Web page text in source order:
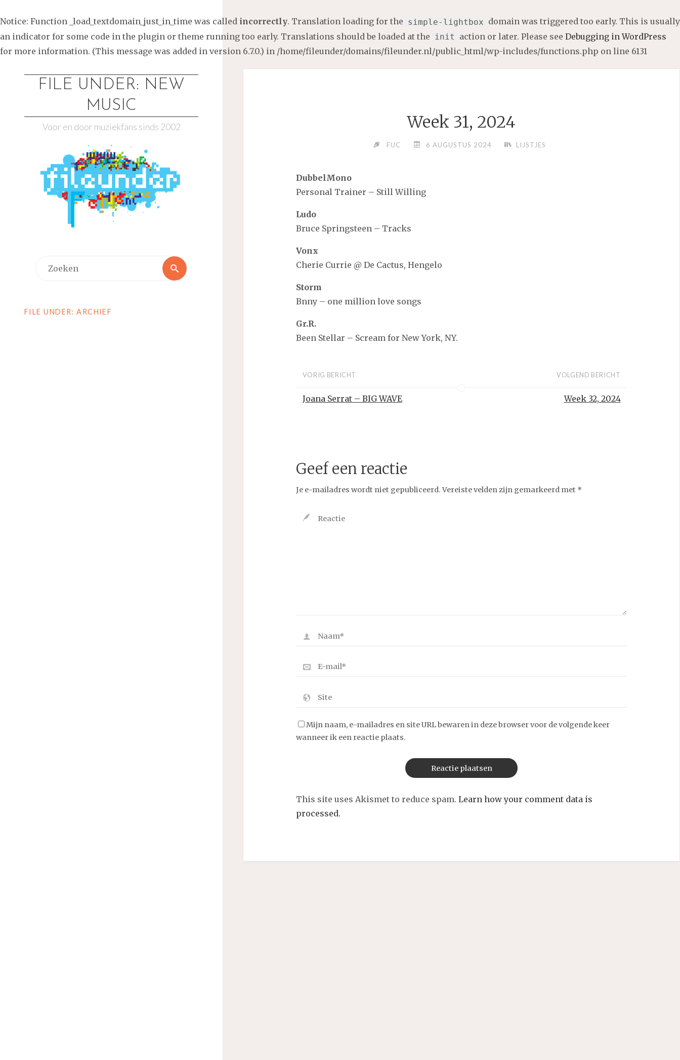
Notice: Function _load_textdomain_just_in_time was called incorrectly. Translation loading for the simple-lightbox domain was triggered too early. This is usually
an indicator for some code in the plugin or theme running too early. Translations should be loaded at the init action or later. Please see Debugging in WordPress
for more information. (This message was added in version 6.7.0.) in /home/fileunder/domains/fileunder.nl/public_html/wp-includes/functions.php on line 6131
FILE UNDER: NEW
MUSIC
Voor en door muziekfans sinds 2002
Zoeken
FILE UNDER: ARCHIEF
Week 31, 2024
FUC 6 AUGUSTUS 2024 LIJSTJES
DubbelMono
Personal Trainer – Still Willing
Ludo
Bruce Springsteen – Tracks
Vonx
Cherie Currie @ De Cactus, Hengelo
Storm
Bnny – one million love songs
Gr.R.
Been Stellar – Scream for New York, NY.
VORIG BERICHT
Joana Serrat – BIG WAVE
VOLGEND BERICHT
Week 32, 2024
Geef een reactie
Je e-mailadres wordt niet gepubliceerd. Vereiste velden zijn gemarkeerd met *
Mijn naam, e-mailadres en site URL bewaren in deze browser voor de volgende keer
wanneer ik een reactie plaats.
This site uses Akismet to reduce spam. Learn how your comment data is
processed.